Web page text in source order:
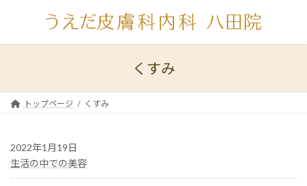
ン
ー
くすみ
トップページ くすみ
2022年1月19日
生活の中での美容